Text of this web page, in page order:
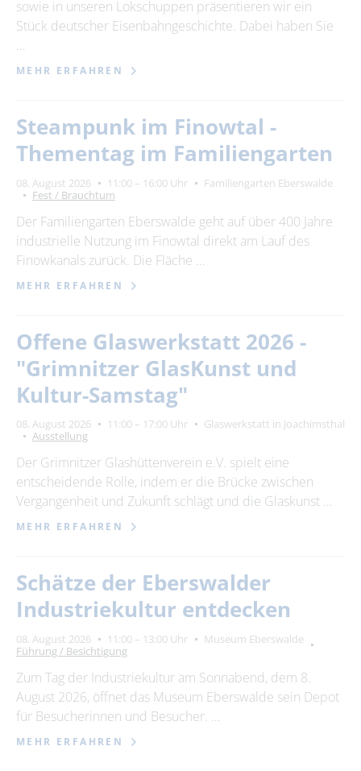
sowie in unseren Lokschuppen präsentieren wir ein
Stück deutscher Eisenbahngeschichte. Dabei haben Sie
…
MEHR ERFAHREN
Steampunk im Finowtal -
Thementag im Familiengarten
08. August 2026 11:00 – 16:00 Uhr
Familiengarten Eberswalde
Fest / Brauchtum
Der Familiengarten Eberswalde geht auf über 400 Jahre
industrielle Nutzung im Finowtal direkt am Lauf des
Finowkanals zurück. Die Fläche …
MEHR ERFAHREN
Offene Glaswerkstatt 2026 -
"Grimnitzer GlasKunst und
Kultur-Samstag"
08. August 2026 11:00 – 17:00 Uhr
Glaswerkstatt in Joachimsthal
Ausstellung
Der Grimnitzer Glashüttenverein e.V. spielt eine
entscheidende Rolle, indem er die Brücke zwischen
Vergangenheit und Zukunft schlägt und die Glaskunst …
MEHR ERFAHREN
Schätze der Eberswalder
Industriekultur entdecken
08. August 2026 11:00 – 13:00 Uhr
Museum Eberswalde
Führung / Besichtigung
Zum Tag der Industriekultur am Sonnabend, dem 8.
August 2026, öffnet das Museum Eberswalde sein Depot
für Besucherinnen und Besucher. …
MEHR ERFAHREN